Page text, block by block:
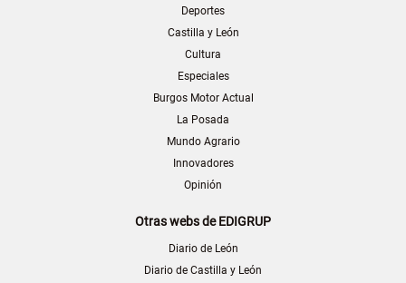
Deportes
Castilla y León
Cultura
Especiales
Burgos Motor Actual
La Posada
Mundo Agrario
Innovadores
Opinión
Otras webs de EDIGRUP
Diario de León
Diario de Castilla y León